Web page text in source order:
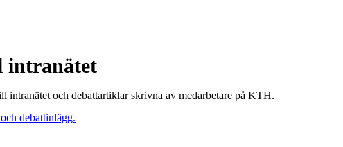
intranätet
intranätet och debattartiklar skrivna av medarbetare på KTH.
debattinlägg.